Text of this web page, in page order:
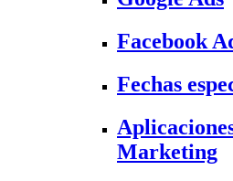
Facebook
Fechas
Marketing